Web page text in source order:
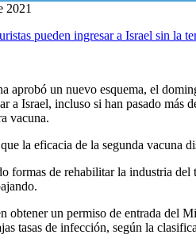
2021
aprobó un nuevo esquema, el
a Israel, incluso si han pasado más
vacuna.
la eficacia de la segunda vacuna
formas de rehabilitar la industria
obtener un permiso de entrada del
tasas de infección, según la